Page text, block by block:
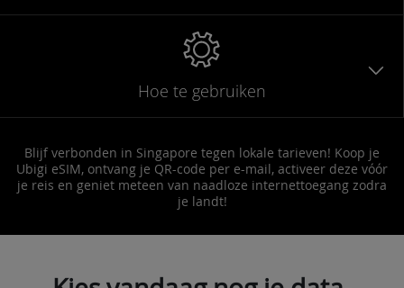
Hoe te gebruiken
Blijf verbonden in Singapore tegen lokale tarieven! Koop je
Ubigi eSIM, ontvang je QR-code per e-mail, activeer deze vóór
je reis en geniet meteen van naadloze internettoegang zodra
je landt!